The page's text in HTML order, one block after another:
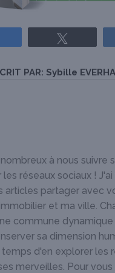
PAR: Sybille
à nous suivre
réseaux sociaux !
articles partager avec
et ma ville.
commune
sa dimension
d'en explorer les
merveilles. Pour vous